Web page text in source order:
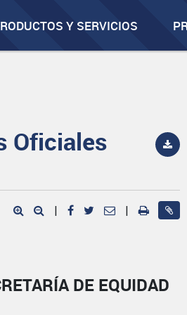
Y SERVICIOS
Oficiales
| |
DE EQUIDAD